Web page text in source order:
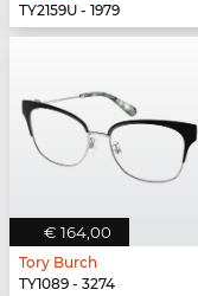
TY2159U - 1979
€ 164,00
Tory Burch
TY1089 - 3274